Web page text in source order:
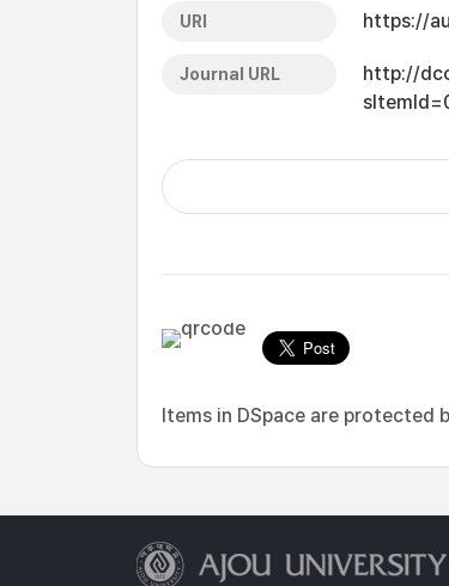
URI https://
Journal URL
http://
Items in DSpace are protected